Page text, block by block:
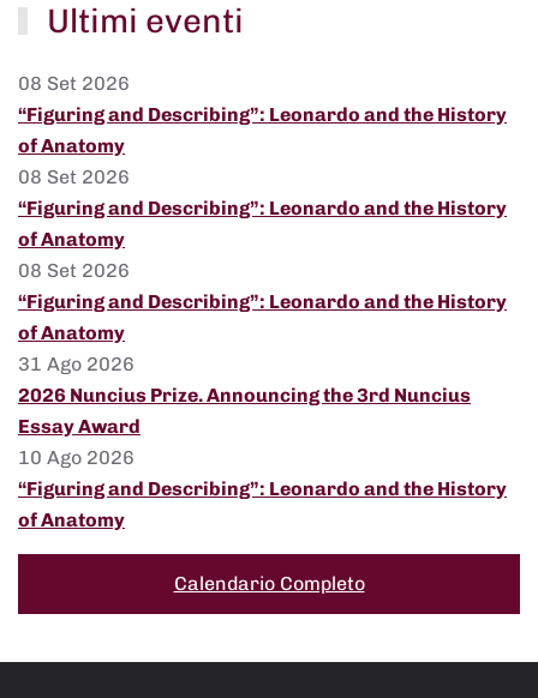
Ultimi eventi
08 Set 2026
“Figuring and Describing”: Leonardo and the History
of Anatomy
08 Set 2026
“Figuring and Describing”: Leonardo and the History
of Anatomy
08 Set 2026
“Figuring and Describing”: Leonardo and the History
of Anatomy
31 Ago 2026
2026 Nuncius Prize. Announcing the 3rd Nuncius
Essay Award
10 Ago 2026
“Figuring and Describing”: Leonardo and the History
of Anatomy
Calendario Completo